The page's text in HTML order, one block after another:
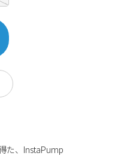
た、InstaPump